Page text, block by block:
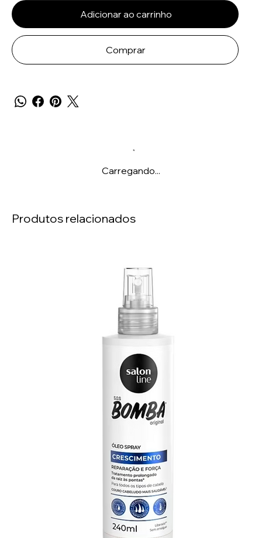
Adicionar ao carrinho
Comprar
Carregando...
Produtos relacionados